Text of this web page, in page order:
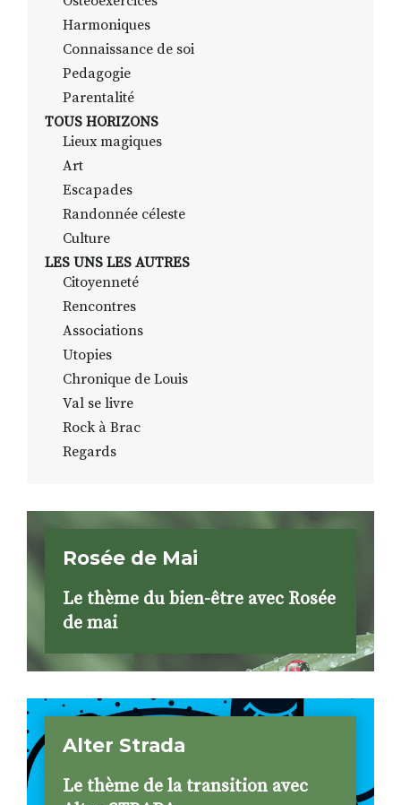
Harmoniques
Connaissance de soi
Pedagogie
Parentalité
TOUS HORIZONS
Lieux magiques
Art
Escapades
Randonnée céleste
Culture
LES UNS LES AUTRES
Citoyenneté
Rencontres
Associations
Utopies
Chronique de Louis
Val se livre
Rock à Brac
Regards
Rosée de Mai
Le thème du bien-être avec Rosée
de mai
Alter Strada
Le thème de la transition avec